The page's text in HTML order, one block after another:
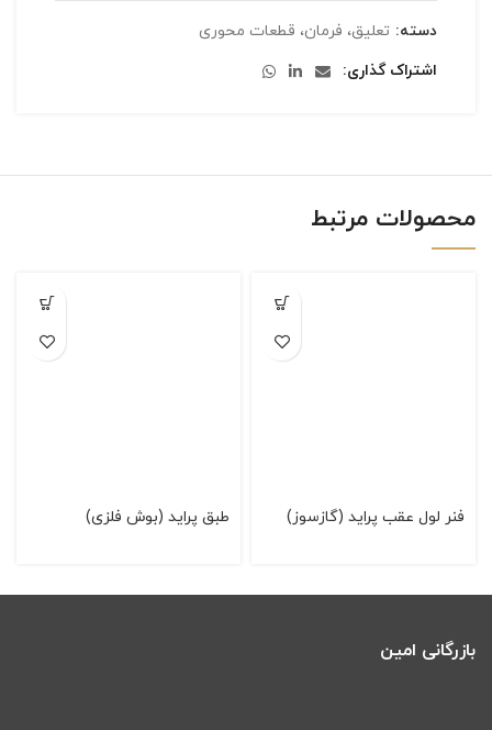
دسته: تعلیق، فرمان، قطعات محوری
اشتراک گذاری
محصولات مرتبط
فنر لول عقب پراید (گازسوز) طبق پرايد (بوش فلزی)
بازرگانی امین